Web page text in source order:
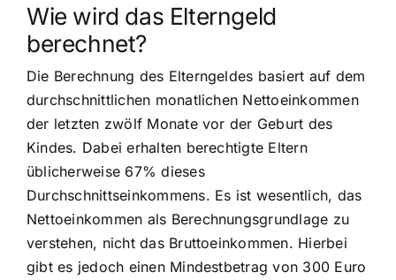
Wie wird das Elterngeld
berechnet?
Die Berechnung des Elterngeldes basiert auf dem
durchschnittlichen monatlichen Nettoeinkommen
der letzten zwölf Monate vor der Geburt des
Kindes. Dabei erhalten berechtigte Eltern
üblicherweise 67% dieses
Durchschnittseinkommens. Es ist wesentlich, das
Nettoeinkommen als Berechnungsgrundlage zu
verstehen, nicht das Bruttoeinkommen. Hierbei
gibt es jedoch einen Mindestbetrag von 300 Euro